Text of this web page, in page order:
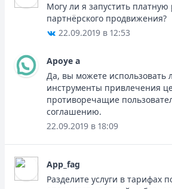
Могу ли я запустить платную
партнёрского продвижения?
22.09.2019 в 12:53
Apoye a
Да, вы можете использовать
инструменты привлечения
противоречащие
соглашению.
22.09.2019 в 18:09
App_fag
Разделите услуги в тарифах